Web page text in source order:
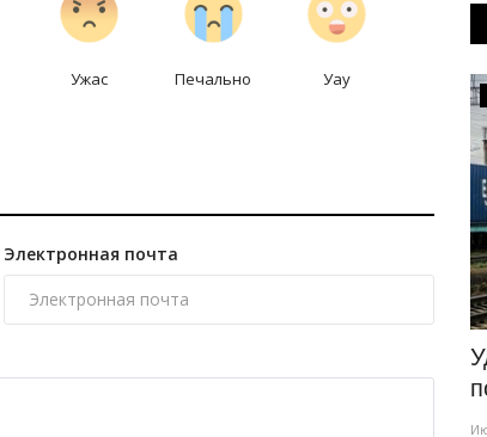
Ужас Печально Уау
Электронная почта